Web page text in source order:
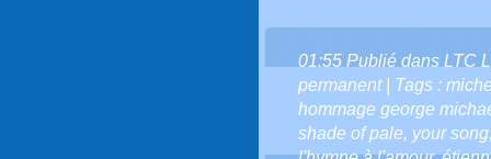
01:55 Publié dans LTC
permanent| Tags :
hommage george
shade of pale, your song